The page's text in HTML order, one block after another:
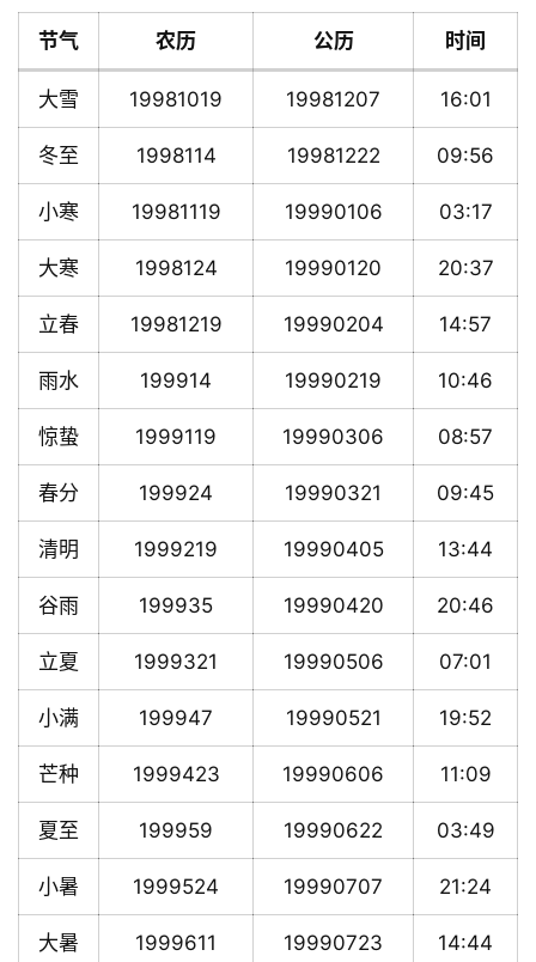
节气 农历 公历 时间
大雪 19981019 19981207 16:01
冬至 1998114 19981222 09:56
小寒 19981119 19990106 03:17
大寒 1998124 19990120 20:37
立春 19981219 19990204 14:57
雨水 199914 19990219 10:46
惊蛰 1999119 19990306 08:57
春分 199924 19990321 09:45
清明 1999219 19990405 13:44
谷雨 199935 19990420 20:46
立夏 1999321 19990506 07:01
小满 199947 19990521 19:52
芒种 1999423 19990606 11:09
夏至 199959 19990622 03:49
小暑 1999524 19990707 21:24
大暑 1999611 19990723 14:44